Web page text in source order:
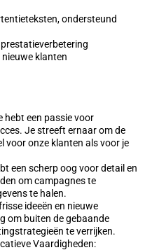
ondersteund
klanten
hebt een passie voor
Je streeft ernaar om de
voor onze klanten als voor je
een scherp oog voor detail en
om campagnes te
te halen.
ideeën en nieuwe
om buiten de gebaande
te verrijken.
Vaardigheden: